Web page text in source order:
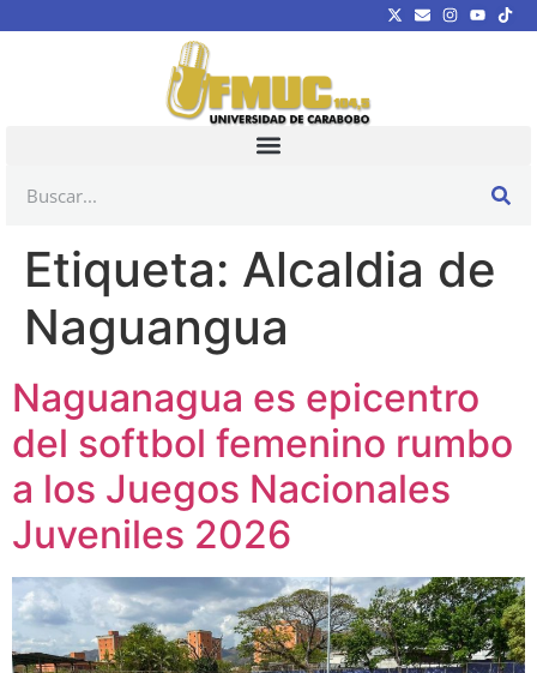
Etiqueta: Alcaldia de
Naguangua
Naguanagua es epicentro
del softbol femenino rumbo
a los Juegos Nacionales
Juveniles 2026